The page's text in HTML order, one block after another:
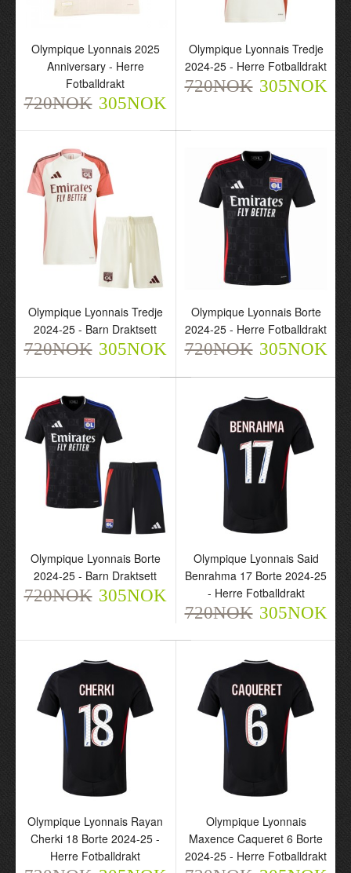
Fotballdrakt
720NOK
Fotballdrakt
720NOK 305NOK
Olympique Lyonnais 2025
Anniversary - Herre
Fotballdrakt
720NOK 305NOK
Olympique Lyonnais
Tredje 2024-25 - Herre
Fotballdrakt
720NOK 305NOK
Olympique Lyonnais
Tredje 2024-25 - Barn
Draktsett
720NOK 305NOK
Olympique Lyonnais
Borte 2024-25 - Herre
Fotballdrakt
720NOK 305NOK
Olympique Lyonnais 2025
Anniversary - Herre
Fotballdrakt
720NOK 305NOK
Olympique Lyonnais Tredje
2024-25 - Herre Fotballdrakt
720NOK 305NOK
Olympique Lyonnais Tredje
2024-25 - Barn Draktsett
720NOK 305NOK
Olympique Lyonnais Borte
2024-25 - Herre Fotballdrakt
720NOK 305NOK
Olympique Lyonnais Borte
2024-25 - Barn Draktsett
720NOK 305NOK
Olympique Lyonnais Said
Benrahma 17 Borte 2024-25
- Herre Fotballdrakt
720NOK 305NOK
Olympique Lyonnais Rayan
Cherki 18 Borte 2024-25 -
Herre Fotballdrakt
Olympique Lyonnais
Maxence Caqueret 6 Borte
2024-25 - Herre Fotballdrakt